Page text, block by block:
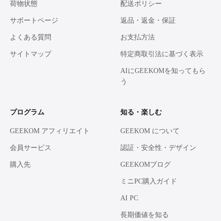
荷物状態
サポートページ
よくある質問
サイトマップ
配送ポリシー
返品・返金・保証
お支払方法
特定商取引法に基づく表示
AIにGEEKOMを知ってもら
う
プログラム
GEEKOM アフィリエイト
会員サービス
購入先
知る・楽しむ
GEEKOM について
認証・安全性・デザイン
GEEKOMブログ
ミニPC購入ガイド
AI PC
長期価値を知る